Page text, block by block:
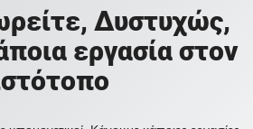
Δυστυχώς,
εργασία στον